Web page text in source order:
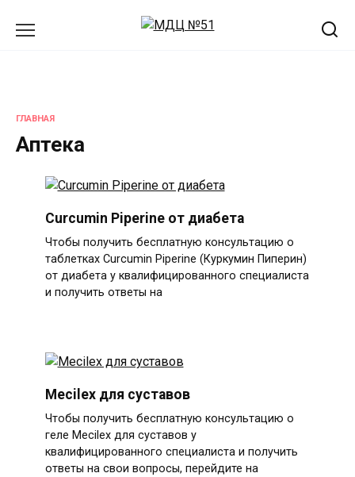
ГЛАВНАЯ
Аптека
Curcumin Piperine от диабета
Чтобы получить бесплатную консультацию о
таблетках Curcumin Piperine (Куркумин Пиперин)
от диабета у квалифицированного специалиста
и получить ответы на
Mecilex для суставов
Чтобы получить бесплатную консультацию о
геле Mecilex для суставов у
квалифицированного специалиста и получить
ответы на свои вопросы, перейдите на